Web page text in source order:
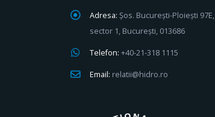
Adresa: Șos. București-Ploiești 97E,
sector 1, București, 013686
Telefon: +40-21-318 1115
Email: relatii@hidro.ro